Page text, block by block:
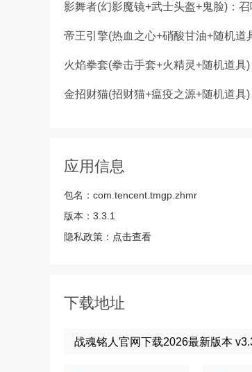
影舞者(幻影魔镜+武士头盔+鬼脸)：
帝王引擎(热血之心+硝酸甘油+随机
火焰拳套(拳击手套+火精灵+随机道
金招财猫(招财猫+瘟疫之源+随机道具
应用信息
包名： com.tencent.tmgp.zhmr
版本： 3.3.1
隐私政策： 点击查看
下载地址
战魂铭人官网下载2026最新版本